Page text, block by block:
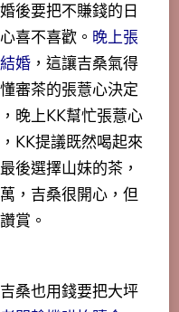
後要把不賺錢的日
喜不喜歡。 晚上張
婚 ，這讓吉桑氣得
審茶的張薏心決定
晚上KK幫忙張薏心
KK提議既然喝起來
後選擇山妹的茶，
，吉桑很開心，但
賞。
桑也用錢要把大坪